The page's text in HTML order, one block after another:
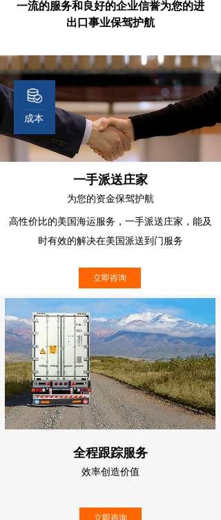
一流的服务和良好的企业信誉为您的进
出口事业保驾护航
成本
高性价比的美国海运服务，一手派送庄家，能及
时有效的解决在美国派送到门服务
一手派送庄家
为您的资金保驾护航
立即咨询
全程跟踪服务
立即咨询
效率创造价值
价值
响应客户快，竭力为客户节约时间，创造价值